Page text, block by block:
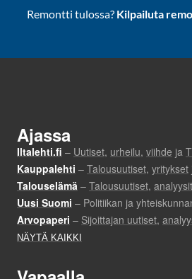
Remontti tulossa? Kilpailuta